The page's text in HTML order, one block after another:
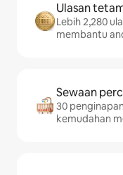
Ulasan
Lebih 2,280
membantu
Sewaan
30
kemudahan